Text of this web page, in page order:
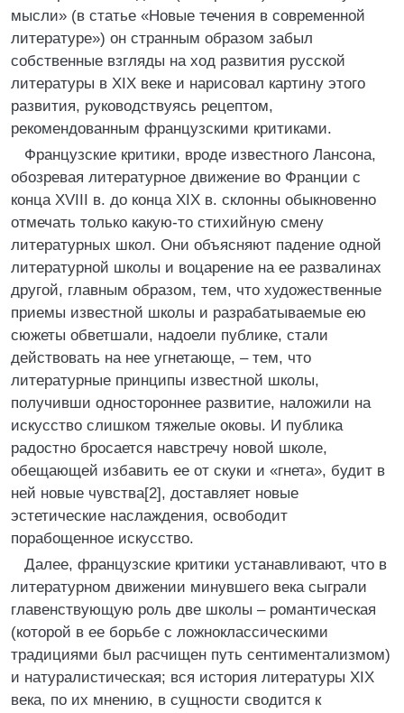
мысли» (в статье «Новые течения в современной
литературе») он странным образом забыл
собственные взгляды на ход развития русской
литературы в XIX веке и нарисовал картину этого
развития, руководствуясь рецептом,
рекомендованным французскими критиками.
Французские критики, вроде известного Лансона,
обозревая литературное движение во Франции с
конца ХVIII в. до конца XIX в. склонны обыкновенно
отмечать только какую-то стихийную смену
литературных школ. Они объясняют падение одной
литературной школы и воцарение на ее развалинах
другой, главным образом, тем, что художественные
приемы известной школы и разрабатываемые ею
сюжеты обветшали, надоели публике, стали
действовать на нее угнетающе, – тем, что
литературные принципы известной школы,
получивши одностороннее развитие, наложили на
искусство слишком тяжелые оковы. И публика
радостно бросается навстречу новой школе,
обещающей избавить ее от скуки и «гнета», будит в
ней новые чувства[2], доставляет новые
эстетические наслаждения, освободит
порабощенное искусство.
Далее, французские критики устанавливают, что в
литературном движении минувшего века сыграли
главенствующую роль две школы – романтическая
(которой в ее борьбе с ложноклассическими
традициями был расчищен путь сентиментализмом)
и натуралистическая; вся история литературы XIX
века, по их мнению, в сущности сводится к